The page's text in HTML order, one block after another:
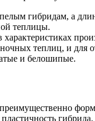
гибридам, а
теплицы.
теплиц, и для
и белошипые.
гибрида.